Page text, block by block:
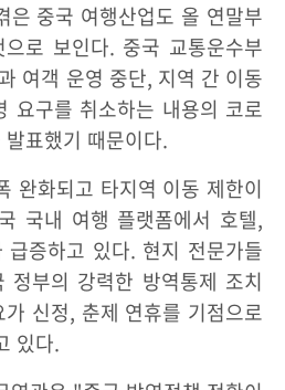
은 중국 여행산업도 올 연말부
로 보인다. 중국 교통운수부
여객 운영 중단, 지역 간 이동
요구를 취소하는 내용의 코로
표했기 때문이다.
완화되고 타지역 이동 제한이
국내 여행 플랫폼에서 호텔,
증하고 있다. 현지 전문가들
정부의 강력한 방역통제 조치
신정, 춘제 연휴를 기점으로
있다.